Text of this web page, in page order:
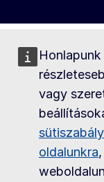
vagy
oldalunkra